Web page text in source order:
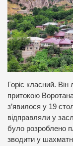
Горіс класний. Він
притокою
з’явилося у 19
відправляли у
було розроблено
зводити у